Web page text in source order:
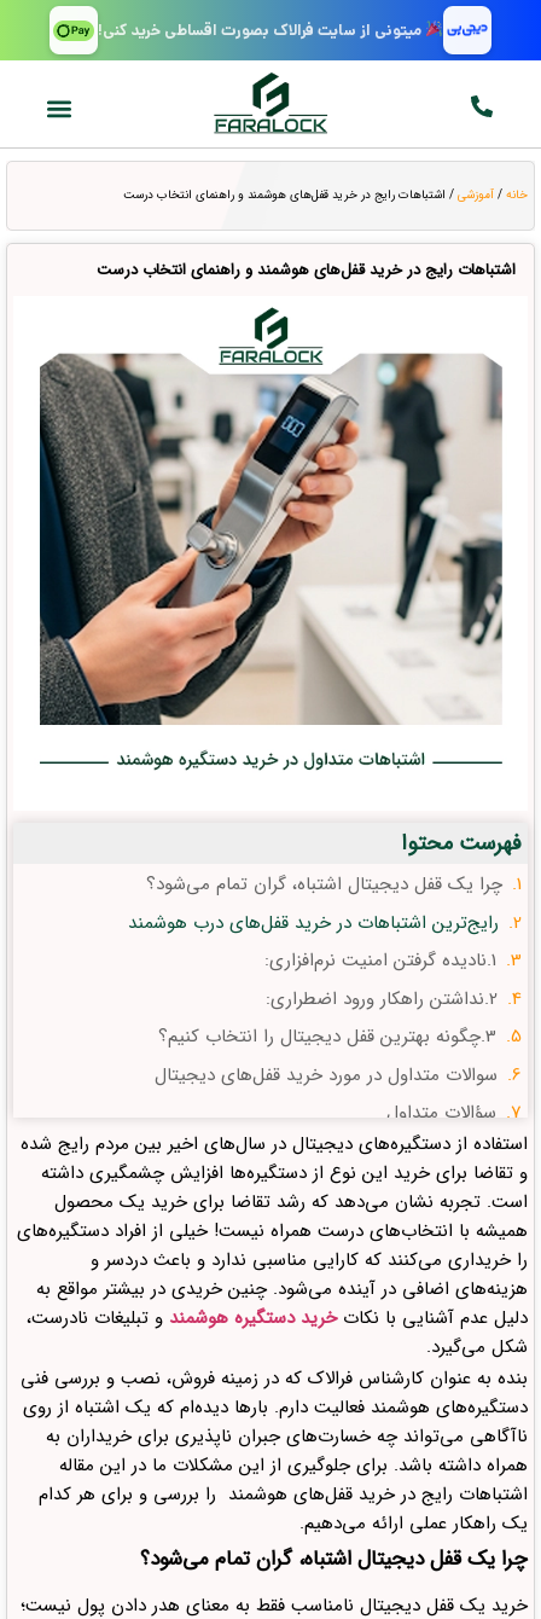
میتونی از سایت فرالاک بصورت اقساطی خرید کنی!
خانه / آموزشی / اشتباهات رایج در خرید قفل‌های هوشمند و راهنمای انتخاب درست
اشتباهات رایج در خرید قفل‌های هوشمند و راهنمای انتخاب درست
فهرست محتوا
چرا یک قفل دیجیتال اشتباه، گران تمام می‌شود؟
رایج‌ترین اشتباهات در خرید قفل‌های درب هوشمند
1.نادیده گرفتن امنیت نرم‌افزاری:
2.نداشتن راهکار ورود اضطراری:
3.چگونه بهترین قفل دیجیتال را انتخاب کنیم؟
سوالات متداول در مورد خرید قفل‌های دیجیتال
سؤالات متداول
دیدگاهتان را بنویسید لغو پاسخ
استفاده از دستگیره‌های دیجیتال در سال‌های اخیر بین مردم رایج شده
و تقاضا برای خرید این نوع از دستگیره‌ها افزایش چشمگیری داشته
است. تجربه نشان می‌دهد که رشد تقاضا برای خرید یک محصول
همیشه با انتخاب‌های درست همراه نیست! خیلی از افراد دستگیره‌های
را خریداری می‌کنند که کارایی مناسبی ندارد و باعث دردسر و
هزینه‌های اضافی در آینده می‌شود. چنین خریدی در بیشتر مواقع به
دلیل عدم آشنایی با نکاتخرید دستگیره هوشمند و تبلیغات نادرست،
شکل می‌گیرد.
بنده به عنوان کارشناس فرالاک که در زمینه فروش، نصب و بررسی فنی
دستگیره‌های هوشمند فعالیت دارم. بارها دیده‌ام که یک اشتباه از روی
ناآگاهی می‌تواند چه خسارت‌های جبران ناپذیری برای خریداران به
همراه داشته باشد. برای جلوگیری از این مشکلات ما در این مقاله
اشتباهات رایج در خرید قفل‌های هوشمند را بررسی و برای هر کدام
یک راهکار عملی ارائه می‌دهیم.
چرا یک قفل دیجیتال اشتباه، گران تمام می‌شود؟
خرید یک قفل دیجیتال نامناسب فقط به معنای هدر دادن پول نیست؛